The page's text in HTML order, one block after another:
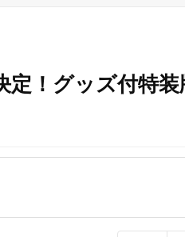
定！グッズ付特